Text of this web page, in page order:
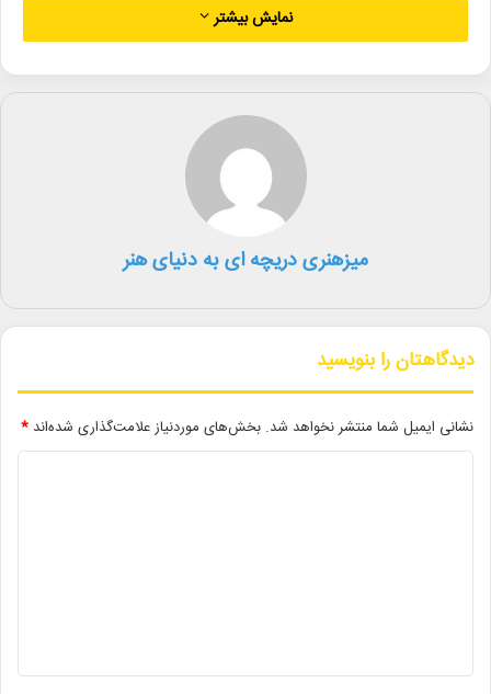
هنرمندان، نویسندگان، تشکل‌های قرآنی ،اعضای کانون‌های فرهنگی و
هنری مساجد،، فرهیختگان و اهالی رسانه همراه خواهد بود و یاد
شهدای عرصه فرهنگ و هنر گرامی داشته می‌شود.
این مراسم، نمادی از همبستگی فرهنگی ملت ایران در روزهایی است که
کشور، در معرض شدیدترین حملات دشمنان قرار گرفت و فرزندان
فرهنگ‌ورز این سرزمین، بی‌هیچ فراخوانی، دلیرانه به میدان آمدند.
فرهنگ و هنر کشور به یاد و نام شهدای اخیر همراه خواهد بود.
لینک خبر
• اعلام توقف دو شب اجرای نمایش‌ها در کشور
نمایش بیشتر
میزهنری دریچه ای به دنیای هنر
دیدگاهتان را بنویسید
نشانی ایمیل شما منتشر نخواهد شد. بخش‌های موردنیاز علامت‌گذاری شده‌اند *